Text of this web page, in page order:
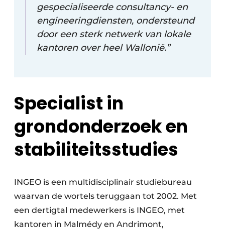
gespecialiseerde consultancy- en
engineeringdiensten, ondersteund
door een sterk netwerk van lokale
kantoren over heel Wallonië.”
Specialist in
grondonderzoek en
stabiliteitsstudies
INGEO is een multidisciplinair studiebureau
waarvan de wortels teruggaan tot 2002. Met
een dertigtal medewerkers is INGEO, met
kantoren in Malmédy en Andrimont,